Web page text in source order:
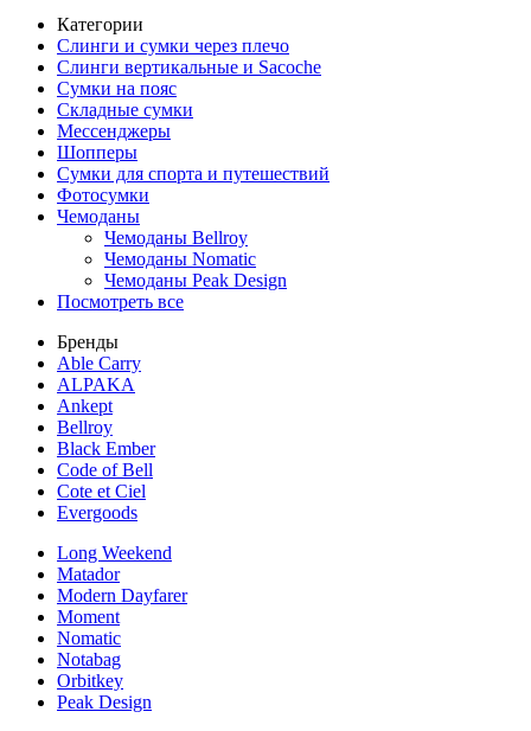
Категории
Слинги и сумки через плечо
Слинги вертикальные и Sacoche
Сумки на пояс
Складные сумки
Мессенджеры
Шопперы
Сумки для спорта и путешествий
Фотосумки
Чемоданы
Чемоданы Bellroy
Чемоданы Nomatic
Чемоданы Peak Design
Посмотреть все
Бренды
Able Carry
ALPAKA
Ankept
Bellroy
Black Ember
Code of Bell
Cote et Ciel
Evergoods
Long Weekend
Matador
Modern Dayfarer
Moment
Nomatic
Notabag
Orbitkey
Peak Design